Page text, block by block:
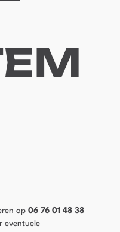
op 06 76 01 48 38
eventuele